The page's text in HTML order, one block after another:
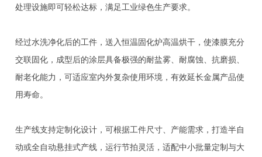
处理设施即可轻松达标，满足工业绿色生产要求。
经过水洗净化后的工件，送入恒温固化炉高温烘干，使漆膜充分
交联固化，成型后的涂层具备极强的耐盐雾、耐腐蚀、抗磨损、
耐老化能力，可适应室内外复杂使用环境，有效延长金属产品使
用寿命。
生产线支持定制化设计，可根据工件尺寸、产能需求，打造半自
动或全自动悬挂式产线，运行节拍灵活，适配中小批量定制与大